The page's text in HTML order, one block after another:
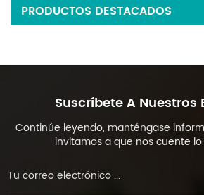
PRODUCTOS DESTACADOS
Suscríbete A Nuestros
Continúe leyendo, manténgase
invitamos a que nos cuente